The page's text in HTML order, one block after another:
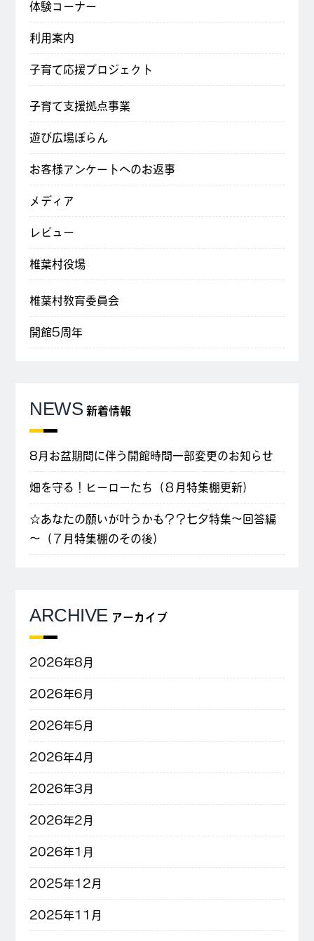
体験コーナー
利用案内
子育て応援プロジェクト
子育て支援拠点事業
遊び広場ぽらん
お客様アンケートへのお返事
メディア
レビュー
椎葉村役場
椎葉村教育委員会
開館5周年
NEWS 新着情報
8月お盆期間に伴う開館時間一部変更のお知らせ
畑を守る！ヒーローたち（８月特集棚更新）
☆あなたの願いが叶うかも？？七夕特集～回答編
～（７月特集棚のその後）
ARCHIVE アーカイブ
2026年8月
2026年6月
2026年5月
2026年4月
2026年3月
2026年2月
2026年1月
2025年12月
2025年11月